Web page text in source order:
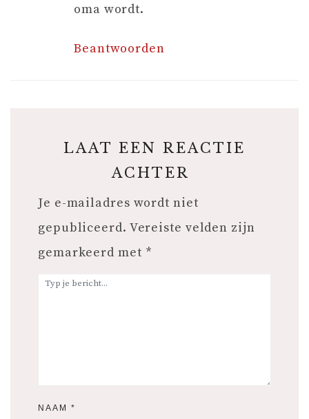
oma wordt.
Beantwoorden
LAAT EEN REACTIE
ACHTER
Je e-mailadres wordt niet
gepubliceerd. Vereiste velden zijn
gemarkeerd met *
NAAM *